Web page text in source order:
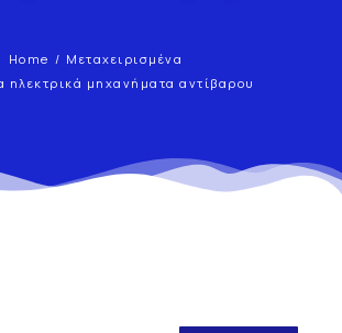
Home
Μεταχειρισμένα
ηλεκτρικά μηχανήματα αντίβαρου